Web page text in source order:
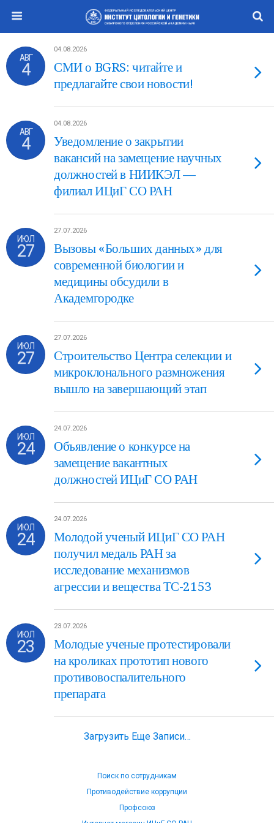
АВГ
4
04.08.2026
СМИ о BGRS: читайте и
предлагайте свои новости!
АВГ
4
04.08.2026
Уведомление о закрытии
вакансий на замещение научных
должностей в НИИКЭЛ —
филиал ИЦиГ СО РАН
ИЮЛ
27
27.07.2026
Вызовы «Больших данных» для
современной биологии и
медицины обсудили в
Академгородке
ИЮЛ
27
27.07.2026
Строительство Центра селекции и
микроклонального размножения
вышло на завершающий этап
ИЮЛ
24
24.07.2026
Объявление о конкурсе на
замещение вакантных
должностей ИЦиГ СО РАН
ИЮЛ
24
24.07.2026
Молодой ученый ИЦиГ СО РАН
получил медаль РАН за
исследование механизмов
агрессии и вещества ТС-2153
ИЮЛ
23
23.07.2026
Молодые ученые протестировали
на кроликах прототип нового
противовоспалительного
препарата
Загрузить Еще Записи…
Поиск по сотрудникам
Противодействие коррупции
Профсоюз